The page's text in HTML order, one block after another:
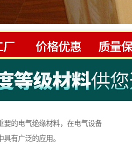
要的电气绝缘材料，在电气设备
有广泛的应用。